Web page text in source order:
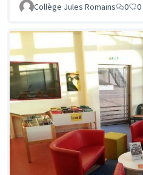
Collège Jules Romains 0 0